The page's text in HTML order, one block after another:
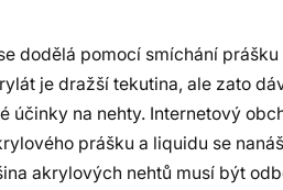
dodělá pomocí smíchání
je dražší tekutina, ale zato
účinky na nehty. Internetový
prášku a liquidu se
akrylových nehtů musí být